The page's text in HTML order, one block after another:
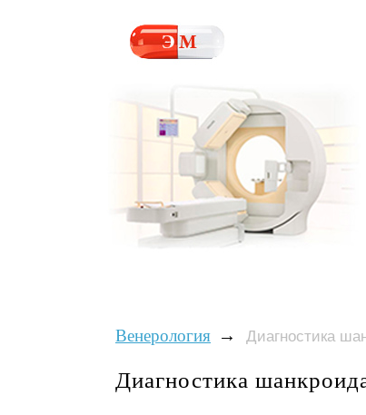
Венерология → Диагностика
Диагностика